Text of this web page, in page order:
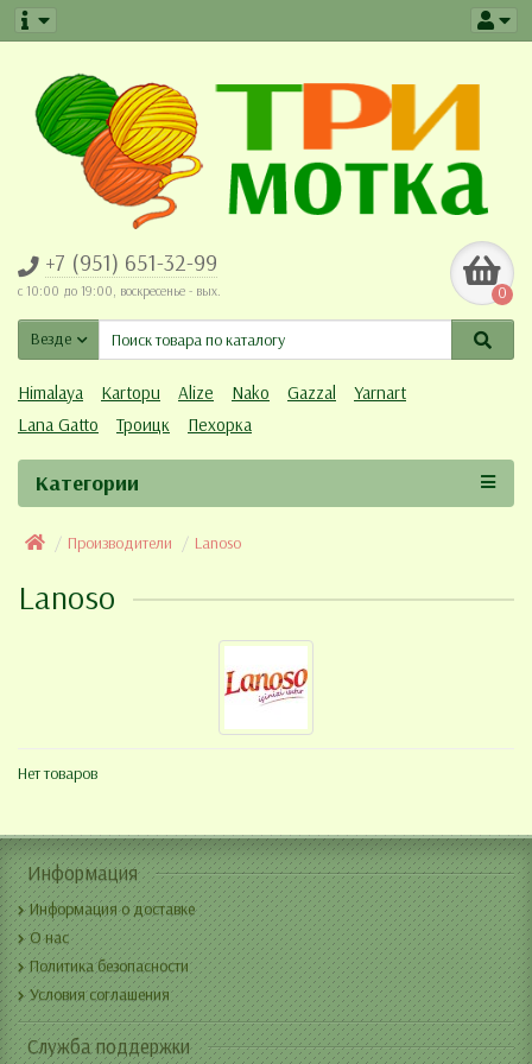
+7 (951) 651-32-99
c 10:00 до 19:00, воскресенье - вых. 0
Везде
Himalaya Kartopu Alize Nako Gazzal
Yarnart
Lana Gatto
Троицк Пехорка
Категории
Производители Lanoso
Lanoso
Нет товаров
Информация
Информация о доставке
О нас
Политика безопасности
Условия соглашения
Служба поддержки